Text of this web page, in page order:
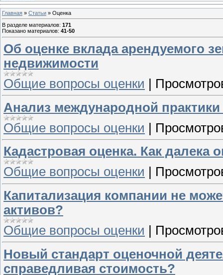
Главная » Статьи » Оценка
В разделе материалов: 171
Показано материалов: 41-50
Об оценке вклада арендуемого
недвижимости
Общие вопросы оценки
Анализ международной
Общие вопросы оценки |
Кадастровая оценка. Как далека
Общие вопросы оценки
Капитализация компании не
активов?
Общие вопросы оценки
Новый стандарт оценочной
справедливая стоимость?